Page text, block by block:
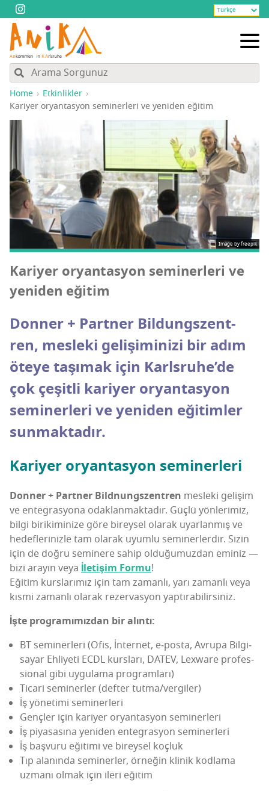
Home
Etkinlikler
Kari­yer oryan­tas­yon semi­ner­le­ri ve yeni­den eğitim
Image by freepik
Kari­yer oryan­tas­yon semi­ner­le­ri ve
yeni­den eğitim
Don­ner + Part­ner Bil­dungs­zent­
ren, mes­le­ki geli­şi­mi­ni­zi bir adım
öte­ye taşı­mak için Karls­ru­he­’­de
çok çeşit­li kari­yer oryan­tas­yon
semi­ner­le­ri ve yeni­den eği­tim­ler
sunmaktadır.
Kari­yer oryan­tas­yon seminerleri
Don­ner + Part­ner Bild­nungs­zent­ren mes­le­ki geli­şim
ve enteg­ras­yo­na odak­lan­mak­ta­dır. Güç­lü yön­le­ri­miz,
bil­gi biri­ki­mi­ni­ze göre birey­sel ola­rak uyar­lan­mış ve
hedef­le­ri­niz­le tam ola­rak uyum­lu semi­ner­ler­dir. Sizin
için de doğ­ru semi­ne­re sahip oldu­ğu­muz­dan emi­niz —
bizi ara­yın veya İlet­iş­im For­mu!
Eği­tim kurs­la­rı­mız için tam zaman­lı, yarı zaman­lı veya
kıs­mi zaman­lı ola­rak rezer­vas­yon yaptırabilirsiniz.
İşte prog­ra­mı­mız­dan bir alıntı:
BT semi­ner­le­ri (Ofis, İnt­ern­et, e‑posta, Avru­pa Bil­gi­
sa­yar Ehli­ye­ti ECDL kurs­la­rı, DATEV, Lexwa­re pro­fes­
si­onal gibi uygu­la­ma programları)
Tica­ri semi­ner­ler (def­ter tutma/vergiler)
İş yöne­ti­mi seminerleri
Genç­ler için kari­yer oryan­tas­yon seminerleri
İş piya­sa­sı­na yeni­den enteg­ras­yon seminerleri
İş baş­vu­ru eği­ti­mi ve birey­sel koçluk
Tıp ala­nın­da semi­ner­ler, örne­ğin kli­nik kod­la­ma
uzma­nı olmak için ile­ri eğitim